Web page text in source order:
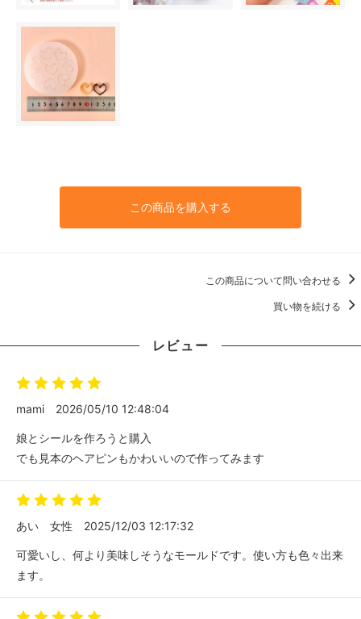
この商品を購入する
この商品について問い合わせる
買い物を続ける
レビュー
mami 2026/05/10 12:48:04
娘とシールを作ろうと購入
でも見本のヘアピンもかわいいので作ってみます
あい 女性 2025/12/03 12:17:32
可愛いし、何より美味しそうなモールドです。使い方も色々出来
ます。